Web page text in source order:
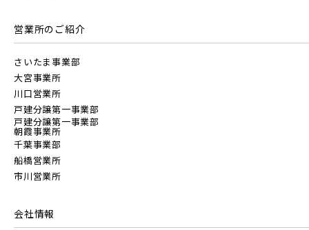
東武鉄道
東武スカイツリーライン
営業所のご紹介
さいたま事業部
大宮事業所
川口営業所
戸建分譲第一事業部
戸建分譲第一事業部
朝霞事業所
千葉事業部
船橋営業所
市川営業所
会社情報